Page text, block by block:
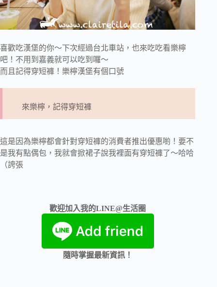
喜歡吃漢堡的你～下次經過台北車站，也來吃吃看樂檸
吧！不用到嘉義就可以吃到囉～
而且記得穿短褲！樂檸漢堡有個口號
來樂檸，記得穿短褲
這是因為樂檸都會針對穿短褲的消費者推出優惠喲！要不
是我有點偶包，我就會掀裙子說我裡面有穿短褲了～哈哈
（誇張
歡迎加入我的LINE@生活圈
隨時掌握最新資訊！